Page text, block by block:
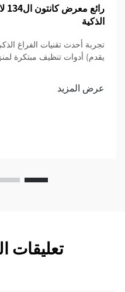
الذكية
يقدم) أدوات تنظيف مبتكرة
عرض المزيد
تعليقات